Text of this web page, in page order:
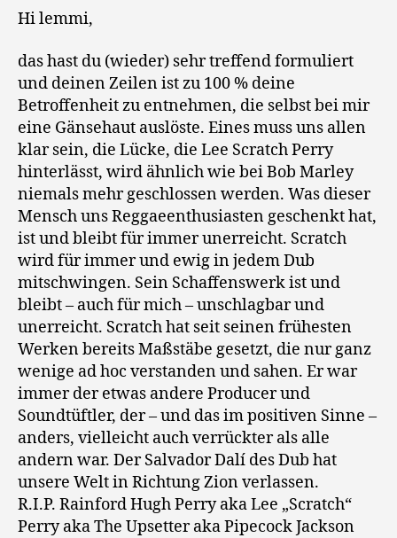
Hi lemmi,
das hast du (wieder) sehr treffend formuliert
und deinen Zeilen ist zu 100 % deine
Betroffenheit zu entnehmen, die selbst bei mir
eine Gänsehaut auslöste. Eines muss uns allen
klar sein, die Lücke, die Lee Scratch Perry
hinterlässt, wird ähnlich wie bei Bob Marley
niemals mehr geschlossen werden. Was dieser
Mensch uns Reggaeenthusiasten geschenkt hat,
ist und bleibt für immer unerreicht. Scratch
wird für immer und ewig in jedem Dub
mitschwingen. Sein Schaffenswerk ist und
bleibt – auch für mich – unschlagbar und
unerreicht. Scratch hat seit seinen frühesten
Werken bereits Maßstäbe gesetzt, die nur ganz
wenige ad hoc verstanden und sahen. Er war
immer der etwas andere Producer und
Soundtüftler, der – und das im positiven Sinne –
anders, vielleicht auch verrückter als alle
andern war. Der Salvador Dalí des Dub hat
unsere Welt in Richtung Zion verlassen.
R.I.P. Rainford Hugh Perry aka Lee „Scratch“
Perry aka The Upsetter aka Pipecock Jackson